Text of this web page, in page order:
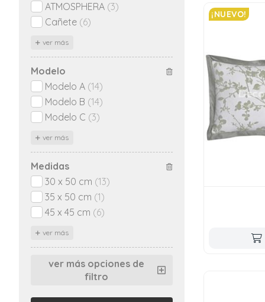
¡NUEVO!
ATMOSPHERA (3)
Cañete (6)
ver más
Modelo
Modelo A (14)
Modelo B (14)
Modelo C (3)
ver más
Medidas
30 x 50 cm (13)
35 x 50 cm (1)
45 x 45 cm (6)
ver más
ver más opciones de
filtro